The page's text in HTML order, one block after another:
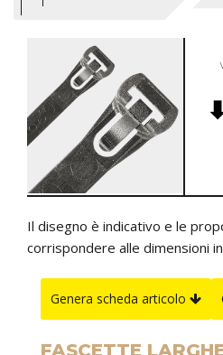
Il disegno è indicativo e le
corrispondere alle dimensioni
Genera scheda articolo